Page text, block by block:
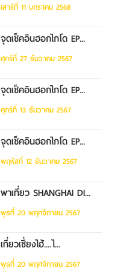
เสาร์ที่ 11 มกราคม 2568
จุดเช็คอินฮอกไกโด EP...
ศุกร์ที่ 27 ธันวาคม 2567
จุดเช็คอินฮอกไกโด EP...
ศุกร์ที่ 13 ธันวาคม 2567
จุดเช็คอินฮอกไกโด EP...
พฤหัสที่ 12 ธันวาคม 2567
พาเที่ยว SHANGHAI DI...
พุธที่ 20 พฤศจิกายน 2567
เที่ยวเซี่ยงไฮ้....ไ...
พุธที่ 20 พฤศจิกายน 2567